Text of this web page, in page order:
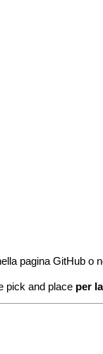
pagina GitHub o
pick and place per